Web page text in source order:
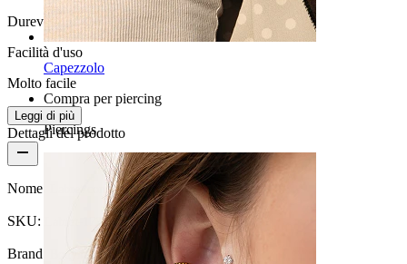
Capezzolo
Compra per piercing
Piercings
Durevole
Facilità d'uso
Molto facile
Leggi di più
Dettagli del prodotto
Nome: Labret con top rettangolare e catenelle
SKU: Labret-172
Brand: Bodymod Trend